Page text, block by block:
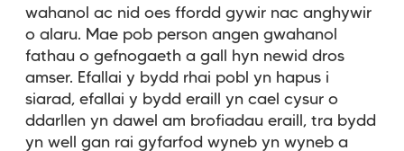
wahanol ac nid oes ffordd gywir nac anghywir
o alaru. Mae pob person angen gwahanol
fathau o gefnogaeth a gall hyn newid dros
amser. Efallai y bydd rhai pobl yn hapus i
siarad, efallai y bydd eraill yn cael cysur o
ddarllen yn dawel am brofiadau eraill, tra bydd
yn well gan rai gyfarfod wyneb yn wyneb a